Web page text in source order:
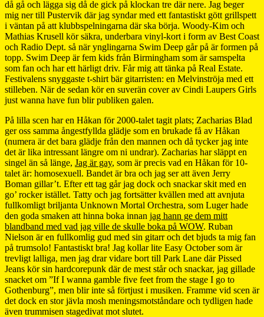
då gå och lägga sig då de gick på klockan tre där nere. Jag beger
mig ner till Pustervik där jag syndar med ett fantastiskt gött grillspett
i väntan på att klubbspelningarna där ska börja. Woody-Kim och
Mathias Krusell kör säkra, underbara vinyl-kort i form av Best Coast
och Radio Dept. så när ynglingarna Swim Deep går på är formen på
topp. Swim Deep är fem kids från Birmingham som är samspelta
som fan och har ett härligt driv. Får mig att tänka på Real Estate.
Festivalens snyggaste t-shirt bär gitarristen: en Melvinströja med ett
stilleben. När de sedan kör en suverän cover av Cindi Laupers Girls
just wanna have fun blir publiken galen.
På lilla scen har en Håkan för 2000-talet tagit plats; Zacharias Blad
ger oss samma ångestfyllda glädje som en brukade få av Håkan
(numera är det bara glädje från den mannen och då tycker jag inte
det är lika intressant längre om ni undrar). Zacharias har släppt en
singel än så länge, Jag är gay, som är precis vad en Håkan för 10-
talet är: homosexuell. Bandet är bra och jag ser att även Jerry
Boman gillar’t. Efter ett tag går jag dock och snackar skit med en
go’ rocker istället. Tatty och jag fortsätter kvällen med att avnjuta
fullkomligt briljanta Unknown Mortal Orchestra, som Luger hade
den goda smaken att hinna boka innan jag hann ge dem mitt
blandband med vad jag ville de skulle boka på WOW. Ruban
Nielson är en fullkomlig gud med sin gitarr och det bjuds ta mig fan
på trumsolo! Fantastiskt bra! Jag kollar lite Easy October som är
trevligt lalliga, men jag drar vidare bort till Park Lane där Pissed
Jeans kör sin hardcorepunk där de mest står och snackar, jag gillade
snacket om ”If I wanna gamble five feet from the stage I go to
Gothenburg”, men blir inte så förtjust i musiken. Framme vid scen är
det dock en stor jävla mosh meningsmotståndare och tydligen hade
även trummisen stagedivat mot slutet.